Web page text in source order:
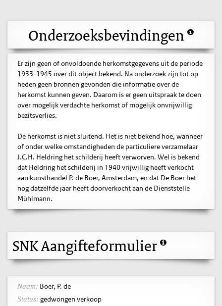
Onderzoeksbevindingen
Er zijn geen of onvoldoende herkomstgegevens uit de periode
1933-1945 over dit object bekend. Na onderzoek zijn tot op
heden geen bronnen gevonden die informatie over de
herkomst kunnen geven. Daarom is er geen uitspraak te doen
over mogelijk verdachte herkomst of mogelijk onvrijwillig
bezitsverlies.
De herkomst is niet sluitend. Het is niet bekend hoe, wanneer
of onder welke omstandigheden de particuliere verzamelaar
J.C.H. Heldring het schilderij heeft verworven. Wel is bekend
dat Heldring het schilderij in 1940 vrijwillig heeft verkocht
aan kunsthandel P. de Boer, Amsterdam, en dat De Boer het
nog datzelfde jaar heeft doorverkocht aan de Dienststelle
Mühlmann.
SNK Aangifteformulier
Naam: Boer, P. de
Status: gedwongen verkoop